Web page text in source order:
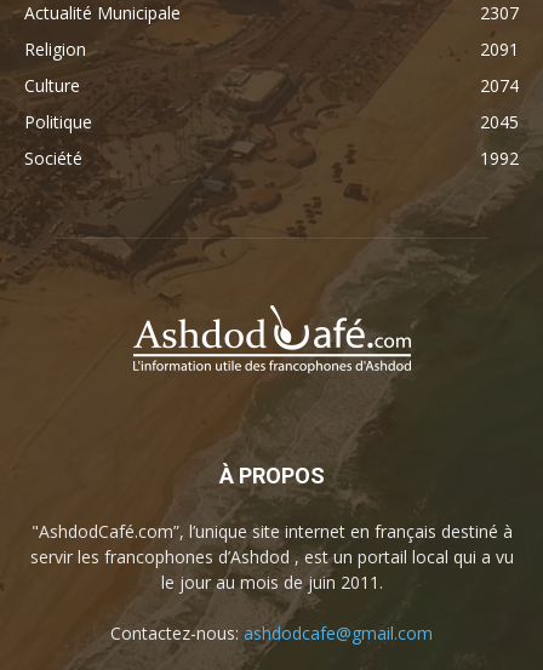
Actualité Municipale
2307
Religion
2091
Culture
2074
Politique
2045
Société
1992
À PROPOS
"AshdodCafé.com”, l’unique site internet en français destiné à
servir les francophones d’Ashdod , est un portail local qui a vu
le jour au mois de juin 2011.
Contactez-nous: ashdodcafe@gmail.com